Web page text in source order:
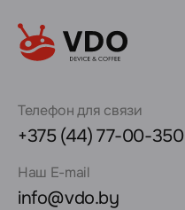
Телефон для связи
+375 (44) 77-00-350
Наш E-mail
info@vdo.by